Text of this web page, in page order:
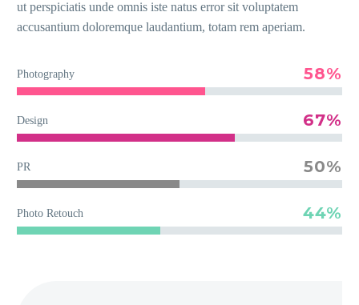
ut perspiciatis unde omnis iste natus error sit voluptatem
accusantium doloremque laudantium, totam rem aperiam.
Photography 58%
Design 67%
PR 50%
Photo Retouch 44%